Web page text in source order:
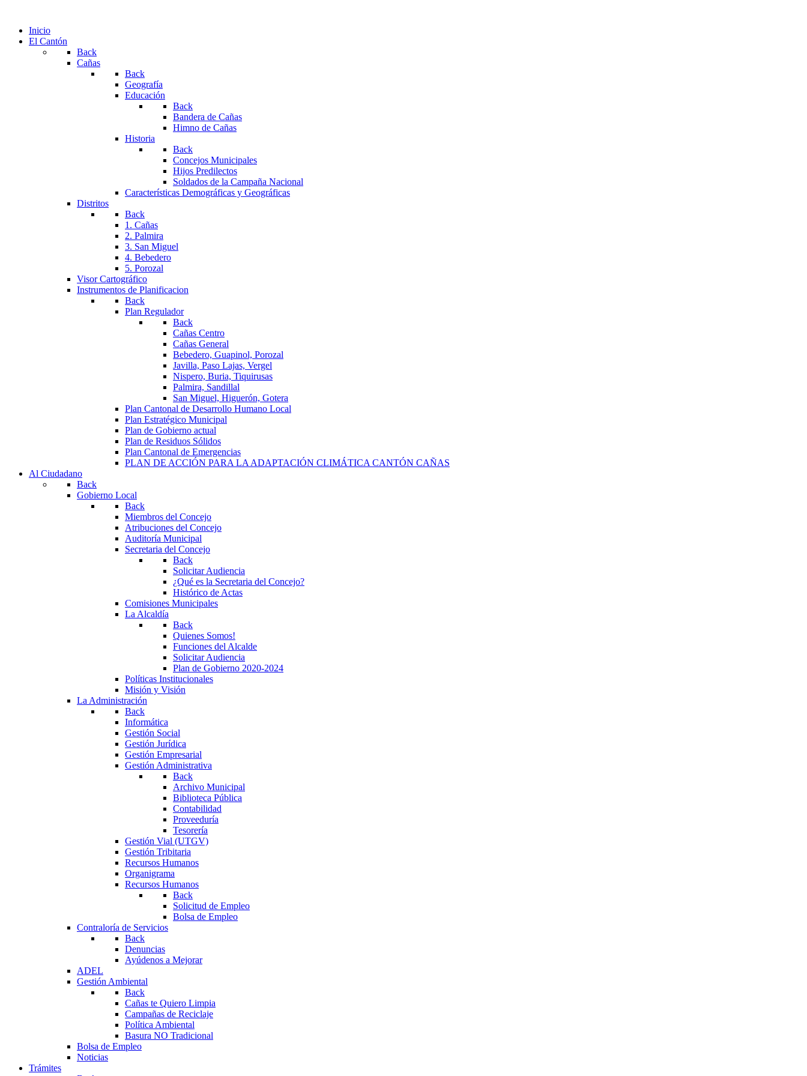
Inicio
El Cantón
Back
Cañas
Back
Geografía
Educación
Back
Bandera de Cañas
Himno de Cañas
Historia
Back
Concejos Municipales
Hijos Predilectos
Soldados de la Campaña Nacional
Características Demográficas y Geográficas
Distritos
Back
1. Cañas
2. Palmira
3. San Miguel
4. Bebedero
5. Porozal
Visor Cartográfico
Instrumentos de Planificacion
Back
Plan Regulador
Back
Cañas Centro
Cañas General
Bebedero, Guapinol, Porozal
Javilla, Paso Lajas, Vergel
Nispero, Buria, Tiquirusas
Palmira, Sandillal
San Miguel, Higuerón, Gotera
Plan Cantonal de Desarrollo Humano Local
Plan Estratégico Municipal
Plan de Gobierno actual
Plan de Residuos Sólidos
Plan Cantonal de Emergencias
PLAN DE ACCIÓN PARA LA ADAPTACIÓN CLIMÁTICA CANTÓN CAÑAS
Al Ciudadano
Back
Gobierno Local
Back
Miembros del Concejo
Atribuciones del Concejo
Auditoría Municipal
Secretaria del Concejo
Back
Solicitar Audiencia
¿Qué es la Secretaria del Concejo?
Histórico de Actas
Comisiones Municipales
La Alcaldía
Back
Quienes Somos!
Funciones del Alcalde
Solicitar Audiencia
Plan de Gobierno 2020-2024
Políticas Institucionales
Misión y Visión
La Administración
Back
Informática
Gestión Social
Gestión Jurídica
Gestión Empresarial
Gestión Administrativa
Back
Archivo Municipal
Biblioteca Pública
Contabilidad
Proveeduría
Tesorería
Gestión Vial (UTGV)
Gestión Tribitaria
Recursos Humanos
Organigrama
Recursos Humanos
Back
Solicitud de Empleo
Bolsa de Empleo
Contraloría de Servicios
Back
Denuncias
Ayúdenos a Mejorar
ADEL
Gestión Ambiental
Back
Cañas te Quiero Limpia
Campañas de Reciclaje
Política Ambiental
Basura NO Tradicional
Bolsa de Empleo
Noticias
Trámites